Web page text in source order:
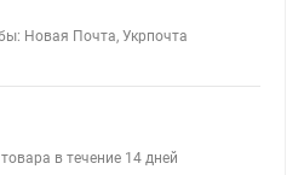
Новая Почта, Укрпочта
в течение 14 дней